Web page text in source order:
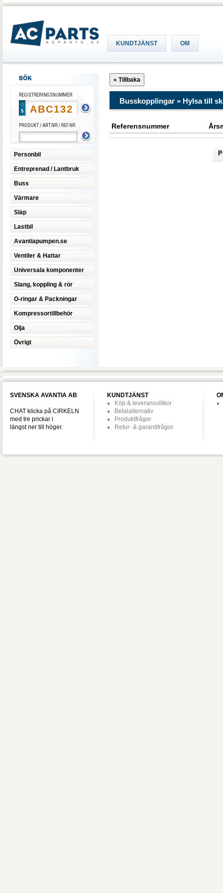
KUNDTJÄNST OM
Personbil
Entreprenad / Lantbruk
Buss
Värmare
Släp
Lastbil
Avantiapumpen.se
Ventiler & Hattar
Universala komponenter
Slang, koppling & rör
O-ringar & Packningar
Kompressortillbehör
Olja
Övrigt
Busskopplingar » Hylsa till
Referensnummer
SVENSKA AVANTIA AB
CHAT klicka på CIRKELN
med tre prickar i
längst ner till höger.
KUNDTJÄNST
Köp & leveransvillkor
Betalalternativ
Produktfrågor
Retur- & garantifrågor